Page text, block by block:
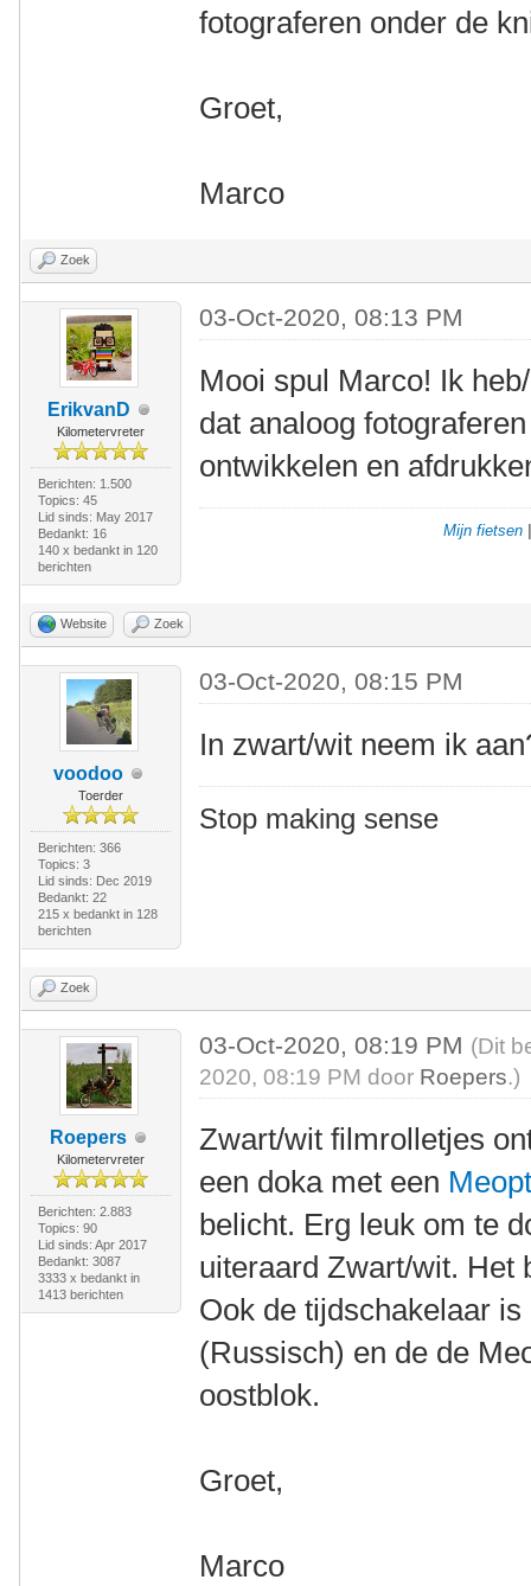
fotograferen onder de
Groet,
Marco
Zoek
ErikvanD
Kilometervreter
Berichten: 1.500
Topics: 45
Lid sinds: May 2017
Bedankt: 16
140 x bedankt in 120
berichten
03-Oct-2020, 08:13 PM
Mooi spul Marco! Ik
dat analoog
ontwikkelen en
Mijn fietsen
Website Zoek
voodoo
Toerder
Berichten: 366
Topics: 3
Lid sinds: Dec 2019
Bedankt: 22
215 x bedankt in 128
berichten
03-Oct-2020, 08:15 PM
In zwart/wit neem ik
Stop making sense
Zoek
Roepers
Kilometervreter
Berichten: 2.883
Topics: 90
Lid sinds: Apr 2017
Bedankt: 3087
3333 x bedankt in
1413 berichten
03-Oct-2020, 08:19 PM (Dit
2020, 08:19 PM door Roepers.)
Zwart/wit filmrolletjes
een doka met een
belicht. Erg leuk om te
uiteraard Zwart/wit. Het
Ook de tijdschakelaar
(Russisch) en de de
oostblok.
Groet,
Marco